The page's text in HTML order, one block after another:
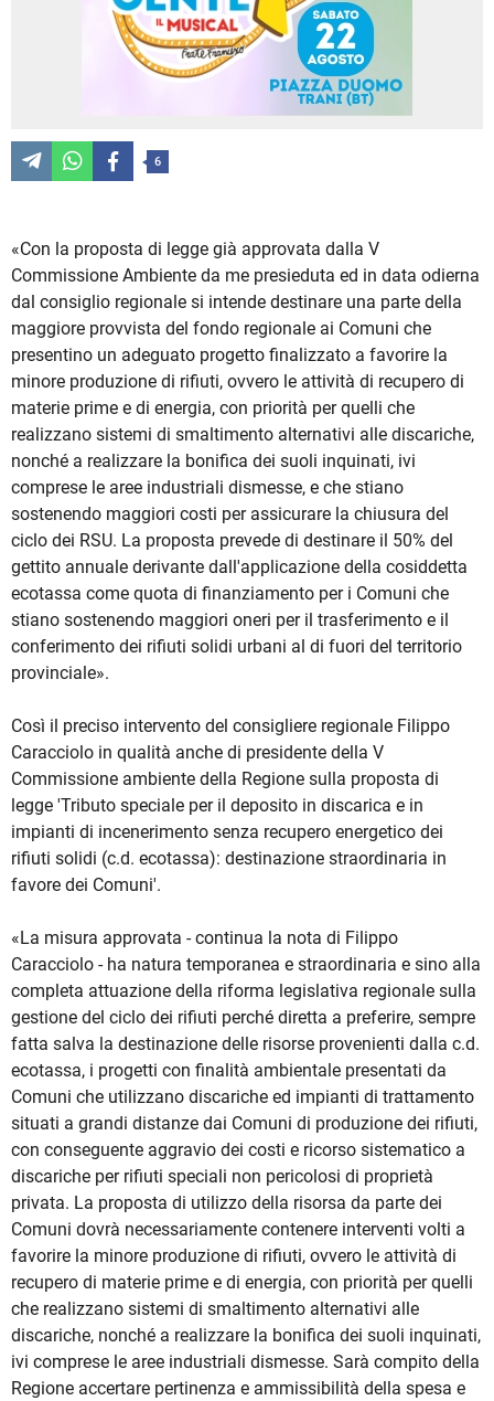
6
«Con la proposta di legge già approvata dalla V
Commissione Ambiente da me presieduta ed in data odierna
dal consiglio regionale si intende destinare una parte della
maggiore provvista del fondo regionale ai Comuni che
presentino un adeguato progetto finalizzato a favorire la
minore produzione di rifiuti, ovvero le attività di recupero di
materie prime e di energia, con priorità per quelli che
realizzano sistemi di smaltimento alternativi alle discariche,
nonché a realizzare la bonifica dei suoli inquinati, ivi
comprese le aree industriali dismesse, e che stiano
sostenendo maggiori costi per assicurare la chiusura del
ciclo dei RSU. La proposta prevede di destinare il 50% del
gettito annuale derivante dall'applicazione della cosiddetta
ecotassa come quota di finanziamento per i Comuni che
stiano sostenendo maggiori oneri per il trasferimento e il
conferimento dei rifiuti solidi urbani al di fuori del territorio
provinciale».
Così il preciso intervento del consigliere regionale Filippo
Caracciolo in qualità anche di presidente della V
Commissione ambiente della Regione sulla proposta di
legge 'Tributo speciale per il deposito in discarica e in
impianti di incenerimento senza recupero energetico dei
rifiuti solidi (c.d. ecotassa): destinazione straordinaria in
favore dei Comuni'.
«La misura approvata - continua la nota di Filippo
Caracciolo - ha natura temporanea e straordinaria e sino alla
completa attuazione della riforma legislativa regionale sulla
gestione del ciclo dei rifiuti perché diretta a preferire, sempre
fatta salva la destinazione delle risorse provenienti dalla c.d.
ecotassa, i progetti con finalità ambientale presentati da
Comuni che utilizzano discariche ed impianti di trattamento
situati a grandi distanze dai Comuni di produzione dei rifiuti,
con conseguente aggravio dei costi e ricorso sistematico a
discariche per rifiuti speciali non pericolosi di proprietà
privata. La proposta di utilizzo della risorsa da parte dei
Comuni dovrà necessariamente contenere interventi volti a
favorire la minore produzione di rifiuti, ovvero le attività di
recupero di materie prime e di energia, con priorità per quelli
che realizzano sistemi di smaltimento alternativi alle
discariche, nonché a realizzare la bonifica dei suoli inquinati,
ivi comprese le aree industriali dismesse. Sarà compito della
Regione accertare pertinenza e ammissibilità della spesa e